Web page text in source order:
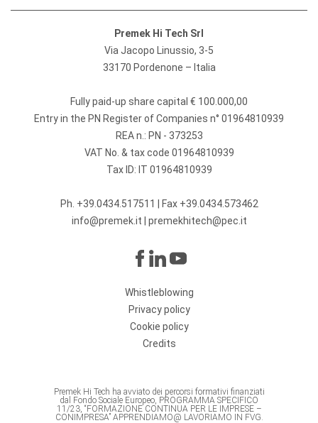
Premek Hi Tech Srl
Via Jacopo Linussio, 3-5
33170 Pordenone – Italia
Fully paid-up share capital € 100.000,00
Entry in the PN Register of Companies n° 01964810939
REA n.: PN - 373253
VAT No. & tax code 01964810939
Tax ID: IT 01964810939
Ph. +39.0434.517511
| Fax +39.0434.573462
info@premek.it
premekhitech@pec.it
Whistleblowing
Privacy policy
Cookie policy
Credits
Premek Hi Tech ha avviato dei percorsi formativi finanziati
dal Fondo Sociale Europeo, PROGRAMMA SPECIFICO
11/23, “FORMAZIONE CONTINUA PER LE IMPRESE –
CONIMPRESA” APPRENDIAMO@ LAVORIAMO IN FVG.